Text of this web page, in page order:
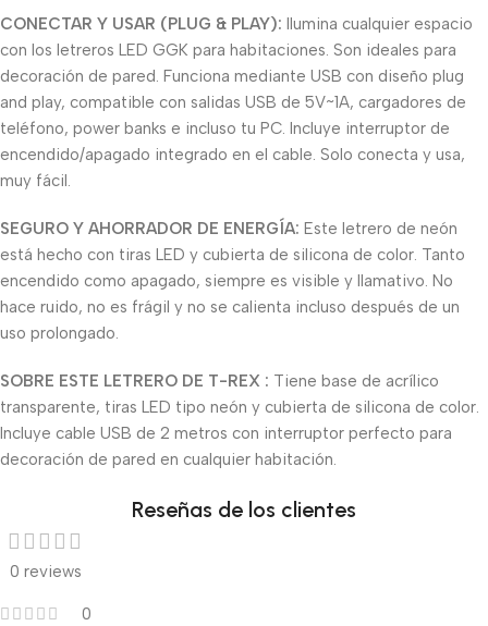
CONECTAR Y USAR (PLUG & PLAY): Ilumina cualquier espacio
con los letreros LED GGK para habitaciones. Son ideales para
decoración de pared. Funciona mediante USB con diseño plug
and play, compatible con salidas USB de 5V~1A, cargadores de
teléfono, power banks e incluso tu PC. Incluye interruptor de
encendido/apagado integrado en el cable. Solo conecta y usa,
muy fácil.
SEGURO Y AHORRADOR DE ENERGÍA: Este letrero de neón
está hecho con tiras LED y cubierta de silicona de color. Tanto
encendido como apagado, siempre es visible y llamativo. No
hace ruido, no es frágil y no se calienta incluso después de un
uso prolongado.
SOBRE ESTE LETRERO DE T-REX : Tiene base de acrílico
transparente, tiras LED tipo neón y cubierta de silicona de color.
Incluye cable USB de 2 metros con interruptor perfecto para
decoración de pared en cualquier habitación.
Reseñas de los clientes
0 reviews
0